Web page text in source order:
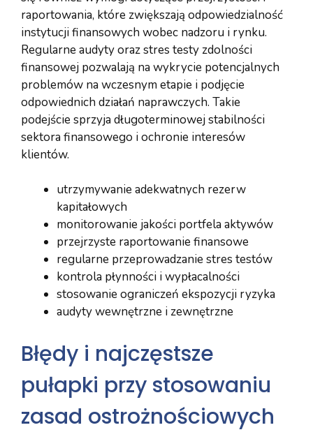
raportowania, które zwiększają odpowiedzialność
instytucji finansowych wobec nadzoru i rynku.
Regularne audyty oraz stres testy zdolności
finansowej pozwalają na wykrycie potencjalnych
problemów na wczesnym etapie i podjęcie
odpowiednich działań naprawczych. Takie
podejście sprzyja długoterminowej stabilności
sektora finansowego i ochronie interesów
klientów.
utrzymywanie adekwatnych rezerw
kapitałowych
monitorowanie jakości portfela aktywów
przejrzyste raportowanie finansowe
regularne przeprowadzanie stres testów
kontrola płynności i wypłacalności
stosowanie ograniczeń ekspozycji ryzyka
audyty wewnętrzne i zewnętrzne
Błędy i najczęstsze
pułapki przy stosowaniu
zasad ostrożnościowych